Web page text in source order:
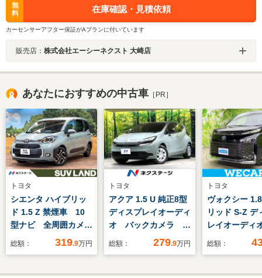
無
料
在庫確認・見積依頼
カーセンサーアフター保証がAプランに付いています
販売店： 株式会社エーシーネクスト 大崎店
あなたにおすすめの中古車 ［PR］
トヨタ
シエンタ ハイブリッ
ド 1.5 Z 禁煙車 10
型ナビ 全周囲カメ
ラ コンフォート
総額： 319.9万円
トヨタ
アクア 1.5 U 純正8型
ディスプレイオーディ
オ バックカメラ
100V電源 衝突軽
総額： 279.9万円
トヨタ
ヴォクシー
リッド S-Z デ
レイオーディ
ンチ/衝突安
総額：